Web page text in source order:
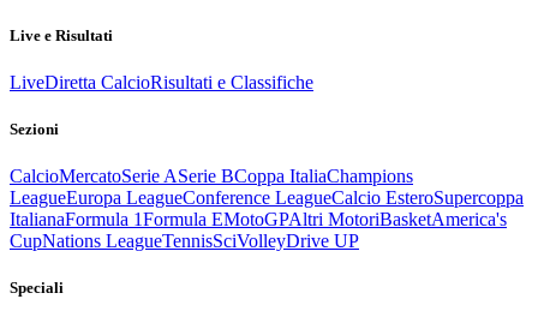
Live e Risultati
LiveDiretta CalcioRisultati e Classifiche
Sezioni
CalcioMercatoSerie ASerie BCoppa ItaliaChampions
LeagueEuropa LeagueConference LeagueCalcio EsteroSupercoppa
ItalianaFormula 1Formula EMotoGPAltri MotoriBasketAmerica's
CupNations LeagueTennisSciVolleyDrive UP
Speciali